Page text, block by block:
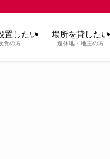
置したい
食の方
場所を貸したい
遊休地・地主の方